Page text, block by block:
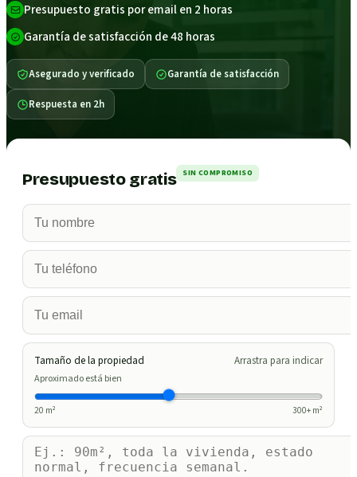
Presupuesto gratis por email en 2 horas
Garantía de satisfacción de 48 horas
Asegurado y verificado Garantía de satisfacción
Respuesta en 2h
Presupuesto gratis SIN COMPROMISO
Tamaño de la propiedad Arrastra para indicar
Aproximado está bien
20 m² 300+ m²